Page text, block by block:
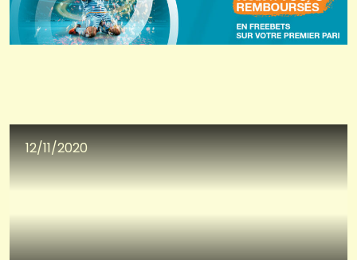
12/11/2020